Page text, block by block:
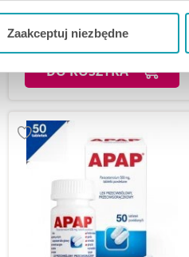
które nie są niezbędne
funkcjonalności Strony.
Zaakceptuj niezbędne
16,99 zł
DO KOSZYKA